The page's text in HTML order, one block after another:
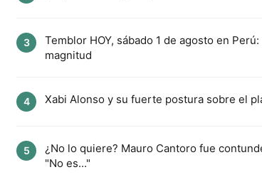
3
Temblor HOY, sábado 1 de agosto en
magnitud
4 Xabi Alonso y su fuerte postura sobre el
5
¿No lo quiere? Mauro Cantoro fue
"No es..."